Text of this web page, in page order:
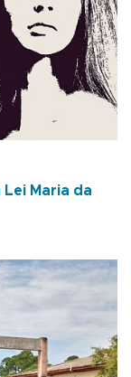
Maria da